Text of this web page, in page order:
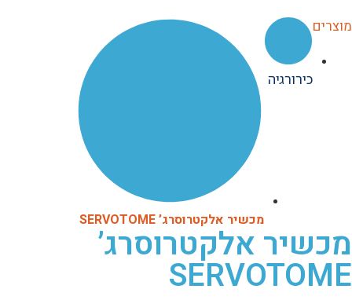
מוצרים
כירורגיה
מכשיר אלקטרוסרג’ SERVOTOME
מכשיר אלקטרוסרג’
SERVOTOME